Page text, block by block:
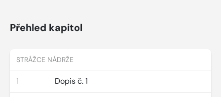
Přehled kapitol
STRÁŽCE NÁDRŽE
1 Dopis č. 1